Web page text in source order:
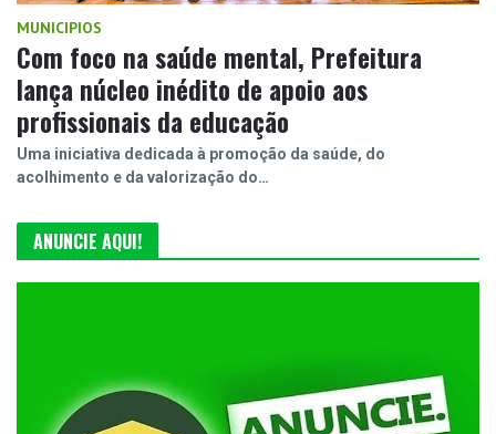
MUNICIPIOS
Com foco na saúde mental, Prefeitura
lança núcleo inédito de apoio aos
profissionais da educação
Uma iniciativa dedicada à promoção da saúde, do
acolhimento e da valorização do…
ANUNCIE AQUI!